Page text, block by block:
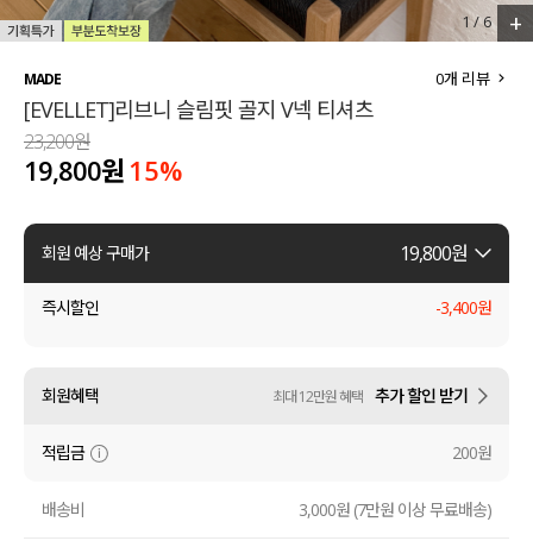
110사이즈
티셔츠
팬츠
셔츠
원피스
수영복
아우터
스커트
언더웨어
1/6 +
MADE
[EVELLET]리브니 슬림핏 골지 V넥 티셔츠
0개 리뷰
23,200원
19,800원 15%
회원 예상 구매가 19,800원
즉시할인 -3,400원
회원혜택 최대 12만원 혜택 추가 할인 받기
적립금 200원
배송비 3,000원 (7만원 이상 무료배송)